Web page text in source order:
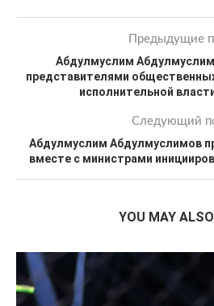
Предыдущие
Абдулмуслим
представителями
исполнительной
Следующий
Абдулмуслим Абдулмуслимов
вместе с министрами
YOU MAY